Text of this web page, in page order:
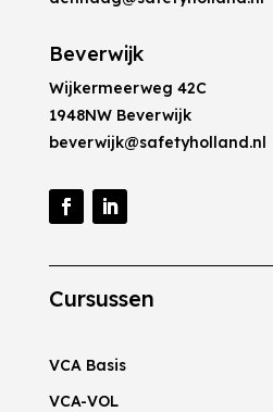
Beverwijk
Wijkermeerweg 42C
1948NW Beverwijk
beverwijk@safetyholland.nl
Cursussen
VCA Basis
VCA-VOL